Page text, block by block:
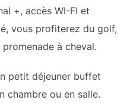
+, accès WI-FI et
vous profiterez du golf,
à cheval.
petit déjeuner buffet
chambre ou en salle.